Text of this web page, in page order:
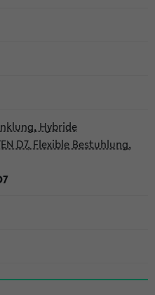
Hybride
D7, Flexible Bestuhlung,